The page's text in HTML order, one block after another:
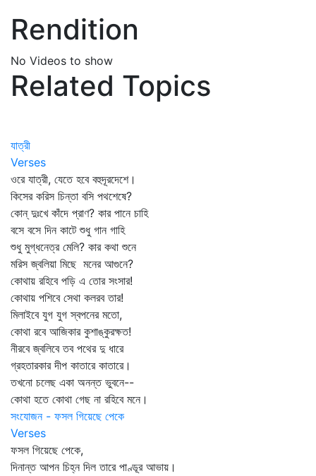
Rendition
No Videos to show
Related Topics
যাত্রী
Verses
ওরে যাত্রী, যেতে হবে বহুদূরদেশে।
কিসের করিস চিন্তা বসি পথশেষে?
কোন্‌ দুঃখে কাঁদে প্রাণ? কার পানে চাহি
বসে বসে দিন কাটে শুধু গান গাহি
শুধু মুগ্ধনেত্র মেলি? কার কথা শুনে
মরিস জ্বলিয়া মিছে মনের আগুনে?
কোথায় রহিবে পড়ি এ তোর সংসার!
কোথায় পশিবে সেথা কলরব তার!
মিলাইবে যুগ যুগ স্বপনের মতো,
কোথা রবে আজিকার কুশাঙ্কুরক্ষত!
নীরবে জ্বলিবে তব পথের দু ধারে
গ্রহতারকার দীপ কাতারে কাতারে।
তখনো চলেছ একা অনন্ত ভুবনে--
কোথা হতে কোথা গেছ না রহিবে মনে।
সংযোজন - ফসল গিয়েছে পেকে
Verses
ফসল গিয়েছে পেকে,
দিনান্ত আপন চিহ্ন দিল তারে পাণ্ডূর আভায়।